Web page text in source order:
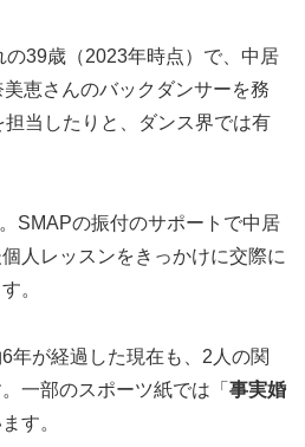
39歳（2023年時点）で、中居
恵さんのバックダンサーを務
当したりと、ダンス界では有
SMAPの振付のサポートで中居
人レッスンをきっかけに交際に
。
年が経過した現在も、2人の関
一部のスポーツ紙では「 事実婚
す。